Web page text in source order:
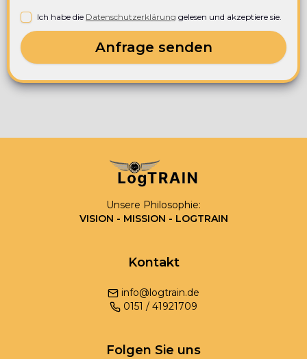
Ich habe die Datenschutzerklärung gelesen und akzeptiere sie.
Anfrage senden
Unsere Philosophie:
VISION - MISSION - LOGTRAIN
Kontakt
info@logtrain.de
0151 / 41921709
Folgen Sie uns